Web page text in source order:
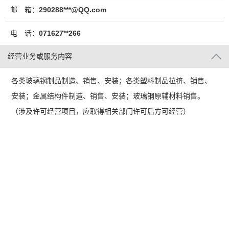
邮 箱： 290288***@QQ.com
电 话： 071627**266
经营业务或服务内容
各类玻璃钢制品制造、销售、安装；各类塑料制品拉挤、销售、
安装；金属结构件制造、销售、安装；玻璃钢原辅材料销售。
（涉及许可经营项目，应取得相关部门许可后方可经营）